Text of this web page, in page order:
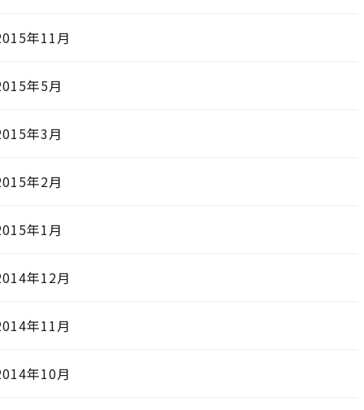
年11月
年5月
年3月
年2月
年1月
年12月
年11月
年10月